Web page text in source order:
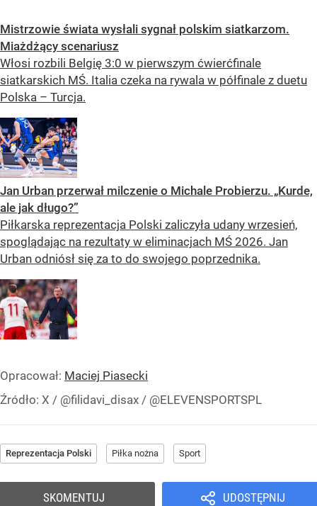
Mistrzowie świata wysłali sygnał polskim siatkarzom.
Miażdżący scenariusz
Włosi rozbili Belgię 3:0 w pierwszym ćwierćfinale
siatkarskich MŚ. Italia czeka na rywala w półfinale z duetu
Polska – Turcja.
Jan Urban przerwał milczenie o Michale Probierzu. „Kurde,
ale jak długo?”
Piłkarska reprezentacja Polski zaliczyła udany wrzesień,
spoglądając na rezultaty w eliminacjach MŚ 2026. Jan
Urban odniósł się za to do swojego poprzednika.
Opracował: Maciej Piasecki
Źródło: X / @filidavi_disax / @ELEVENSPORTSPL
Reprezentacja Polski Piłka nożna Sport
UDOSTĘPNIJ
SKOMENTUJ